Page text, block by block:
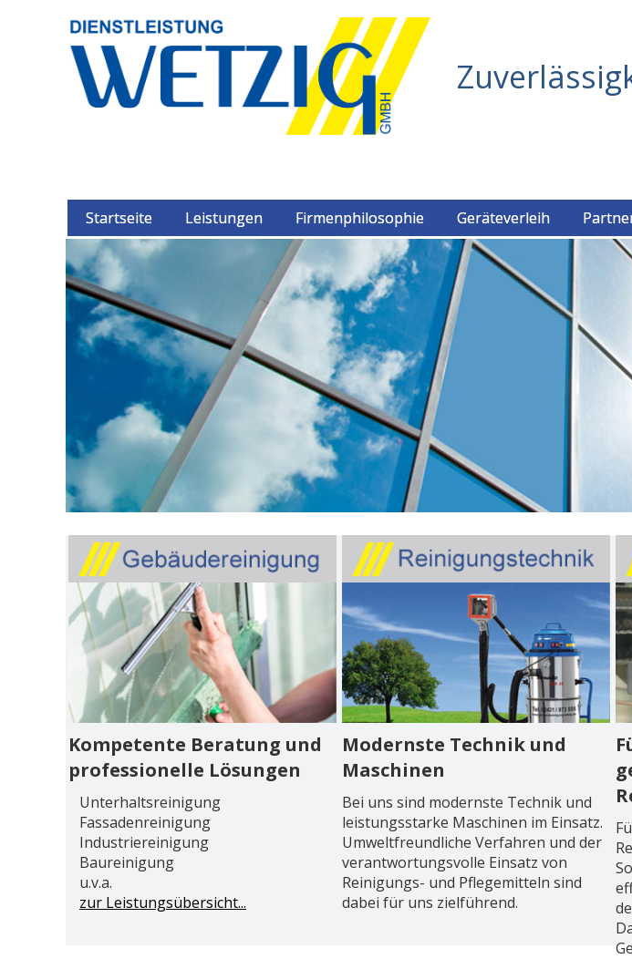
Startseite
Leistungen Firmenphilosophie Geräteverleih
Kompetente Beratung und
professionelle Lösungen
Unterhaltsreinigung
Fassadenreinigung
Industriereinigung
Baureinigung
u.v.a.
zur Leistungsübersicht...
Modernste Technik und
Maschinen
Bei uns sind modernste Technik und
leistungsstarke Maschinen im Einsatz.
Umweltfreundliche Verfahren und der
verantwortungsvolle Einsatz von
Reinigungs- und Pflegemitteln sind
dabei für uns zielführend.